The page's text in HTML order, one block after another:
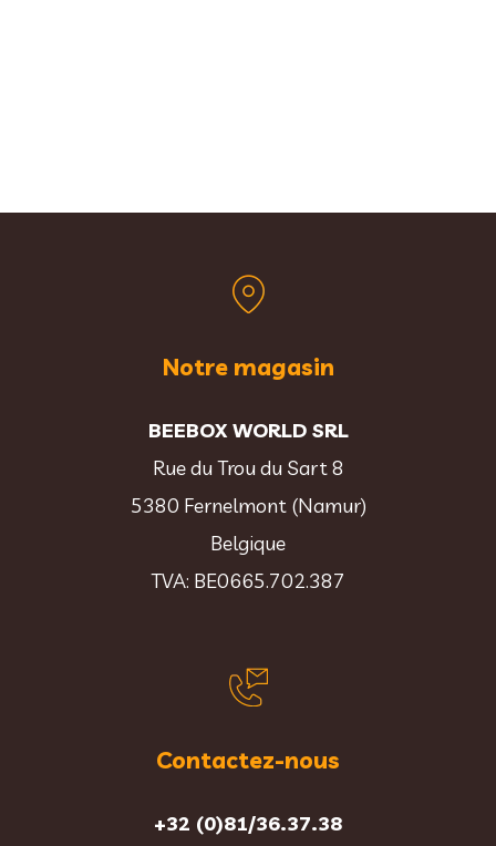
Notre magasin
BEEBOX WORLD SRL
Rue du Trou du Sart 8
5380 Fernelmont (Namur)
Belgique
TVA: BE0665.702.387
Contactez-nous
+32 (0)81/36.37.38